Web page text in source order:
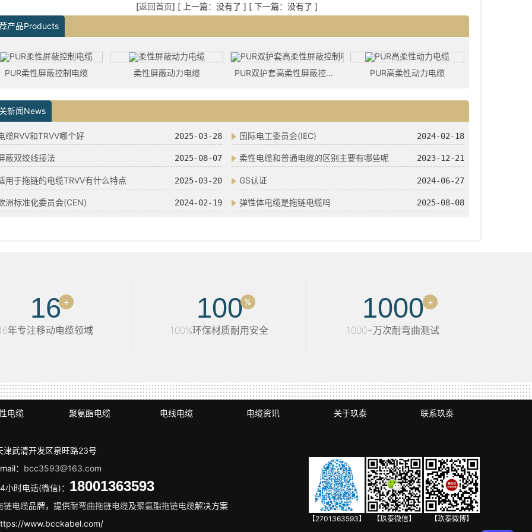
[返回首页] [ 上一篇：没有了 ] [ 下一篇：没有了 ]
产品Products
PUR柔性屏蔽控制电缆 柔性屏蔽动力电缆 PUR双护套高柔性屏蔽控制电缆 PUR高柔性动力电缆
新闻News
缆RVV和TRVV哪个好 2025-03-28 国际电工委员会(IEC) 2024-02-18
蔽双绞线接法 2025-08-07 柔性电缆和普通电缆的区别主要有哪些呢 2023-12-21
用于拖链的电缆TRVV有什么特点 2025-03-20 GS认证 2024-06-27
洲标准化委员会(CEN) 2024-02-19 弹性体电缆是拖链电缆吗 2025-08-08
16 +
年专注移动电缆领域
100%
100%环保材质耐用安全
1000 +
1000+万次耐弯曲测试
电缆 聚氨酯电缆 电线电缆 电缆资讯 关于玖泰 联系玖泰
津武清开发区泉旺路23号
： bcc3593@163.com
小时电话(微信)： 18001363593
链电缆品牌，提供耐弯曲拖链电缆及聚氨酯拖链电缆解决方案
www.bcckabel.com/
【玖泰微博】
【玖泰微信】
【2701363593】